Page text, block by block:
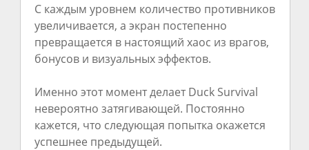
С каждым уровнем количество противников
увеличивается, а экран постепенно
превращается в настоящий хаос из врагов,
бонусов и визуальных эффектов.
Именно этот момент делает Duck Survival
невероятно затягивающей. Постоянно
кажется, что следующая попытка окажется
успешнее предыдущей.